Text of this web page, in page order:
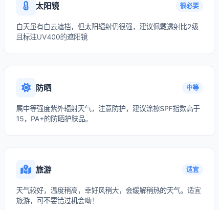
太阳镜 很必要
白天虽有白云遮挡，但太阳辐射仍很强，建议佩戴透射比2级
且标注UV400的遮阳镜
防晒 中等
属中等强度紫外辐射天气，注意防护，建议涂擦SPF指数高于
15，PA+的防晒护肤品。
旅游 适宜
天气较好，温度稍高，幸好风稍大，会缓解稍热的天气。适宜
旅游，可不要错过机会呦！